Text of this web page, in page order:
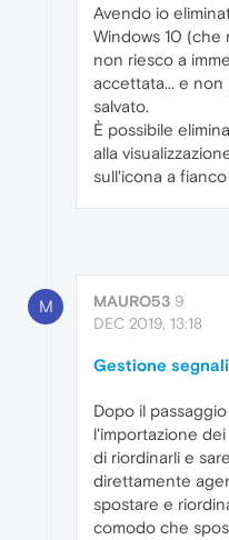
Avendo io
Windows 10
non riesco a
accettata... e
salvato.
È possibile
alla
sull'icona a
M MAURO53 9
DEC 2019, 13:18
Gestione
Dopo il
l'importazione
di riordinarli e
direttamente
spostare e
comodo che